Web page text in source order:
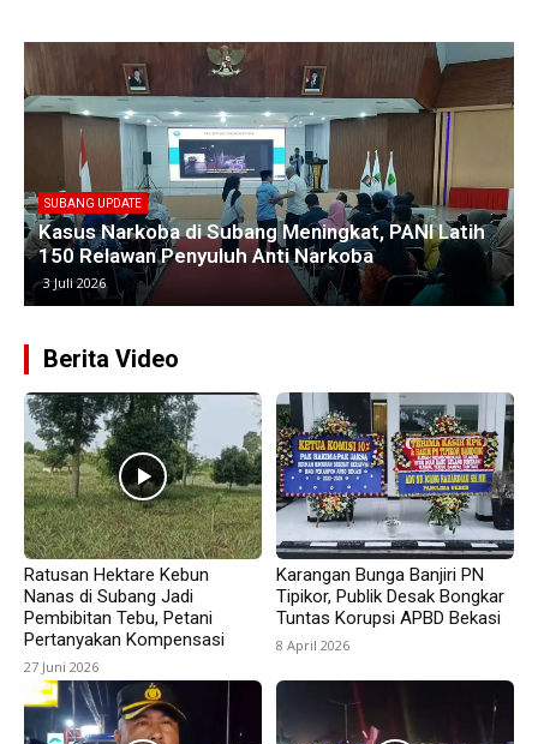
SUBANG UPDATE
Empat Kades di Blanakan Bahas Penataan Batas
Kawasan Hutan untuk Revitalisasi Tambak
Pantura
25 Juni 2026
Berita Video
Ratusan Hektare Kebun
Nanas di Subang Jadi
Pembibitan Tebu, Petani
Pertanyakan Kompensasi
27 Juni 2026
Karangan Bunga Banjiri PN
Tipikor, Publik Desak Bongkar
Tuntas Korupsi APBD Bekasi
8 April 2026